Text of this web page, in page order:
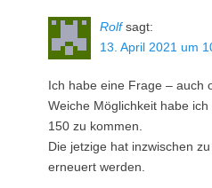
Rolf sagt:
13. April 2021 um
Ich habe eine Frage – auch
Weiche Möglichkeit habe
150 zu kommen.
Die jetzige hat inzwischen
erneuert werden.